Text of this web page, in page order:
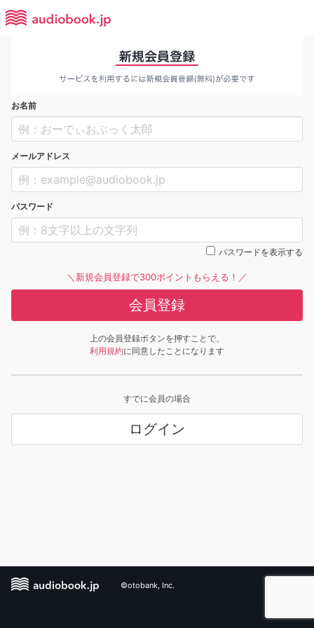
お名前
メールアドレス
パスワード
パスワードを表示する
＼新規会員登録で300ポイントもらえる！／
会員登録
上の会員登録ボタンを押すことで、
利用規約に同意したことになります
すでに会員の場合
ログイン
©otobank, Inc.